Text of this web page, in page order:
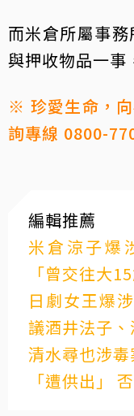
而米倉所屬事
與押收物品一事
※ 珍愛生命，
詢專線 0800-
編輯推薦
米倉涼子爆
「曾交往大
日劇女王爆
議酒井法子
清水尋也涉
「遭供出」